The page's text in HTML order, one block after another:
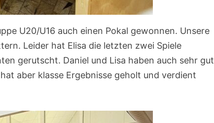
U20/U16 auch einen Pokal gewonnen. Unsere
Leider hat Elisa die letzten zwei Spiele
gerutscht. Daniel und Lisa haben auch sehr gut
aber klasse Ergebnisse geholt und verdient